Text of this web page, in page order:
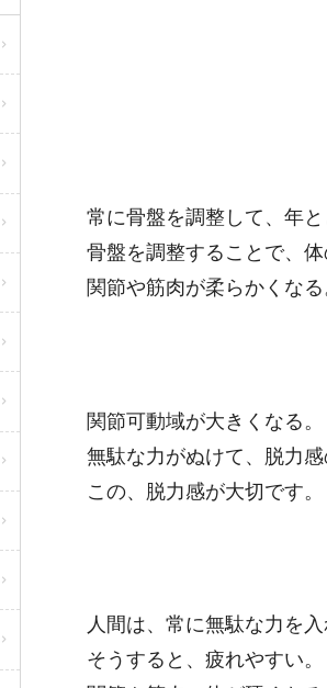
常に骨盤を調整して、年
骨盤を調整することで、体
関節や筋肉が柔らかくなる
関節可動域が大きくなる。
無駄な力がぬけて、脱力感
この、脱力感が大切です。
人間は、常に無駄な力を入
そうすると、疲れやすい。